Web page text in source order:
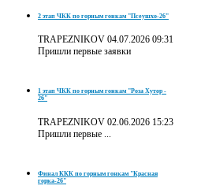
2 этап ЧКК по горным гонкам "Псеушхо-26"
TRAPEZNIKOV 04.07.2026 09:31
Пришли первые заявки
1 этап ЧКК по горным гонкам "Роза Хутор -
26"
TRAPEZNIKOV 02.06.2026 15:23
Пришли первые ...
Финал ККК по горным гонкам "Красная
горка-26"